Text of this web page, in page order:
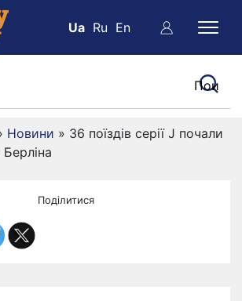
Ua Ru En
Новини » 36 поїздів серії J почали
Поділитися